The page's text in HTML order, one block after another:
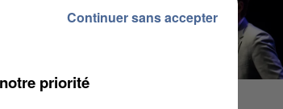
priorité
Continuer sans accepter